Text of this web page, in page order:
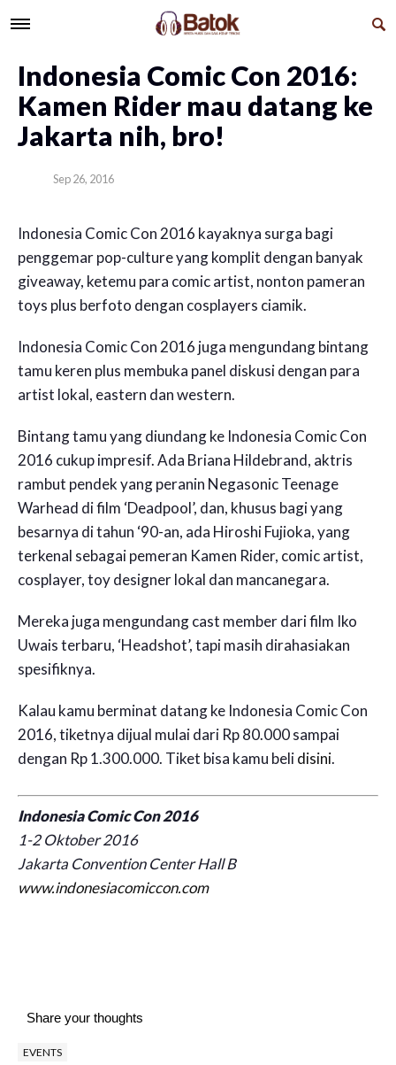
Indonesia Comic Con 2016:
Kamen Rider mau datang ke
Jakarta nih, bro!
Sep 26, 2016
Indonesia Comic Con 2016 kayaknya surga bagi
penggemar pop-culture yang komplit dengan banyak
giveaway, ketemu para comic artist, nonton pameran
toys plus berfoto dengan cosplayers ciamik.
Indonesia Comic Con 2016 juga mengundang bintang
tamu keren plus membuka panel diskusi dengan para
artist lokal, eastern dan western.
Bintang tamu yang diundang ke Indonesia Comic Con
2016 cukup impresif. Ada Briana Hildebrand, aktris
rambut pendek yang peranin Negasonic Teenage
Warhead di film ‘Deadpool’, dan, khusus bagi yang
besarnya di tahun ‘90-an, ada Hiroshi Fujioka, yang
terkenal sebagai pemeran Kamen Rider, comic artist,
cosplayer, toy designer lokal dan mancanegara.
Mereka juga mengundang cast member dari film Iko
Uwais terbaru, ‘Headshot’, tapi masih dirahasiakan
spesifiknya.
Kalau kamu berminat datang ke Indonesia Comic Con
2016, tiketnya dijual mulai dari Rp 80.000 sampai
dengan Rp 1.300.000. Tiket bisa kamu belidisini.
Indonesia Comic Con 2016
1-2 Oktober 2016
Jakarta Convention Center Hall B
www.indonesiacomiccon.com
Share your thoughts
EVENTS